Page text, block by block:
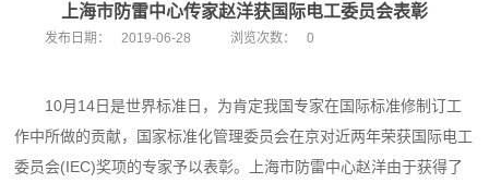
上海市防雷中心传家赵洋获国际电工委员会表彰
发布日期： 2019-06-28 浏览次数： 0
10月14日是世界标准日，为肯定我国专家在国际标准修制订工
作中所做的贡献，国家标准化管理委员会在京对近两年荣获国际电工
委员会(IEC)奖项的专家予以表彰。上海市防雷中心赵洋由于获得了